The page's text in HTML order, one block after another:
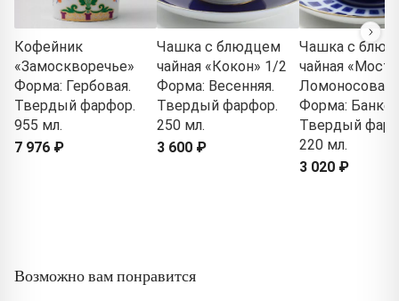
Кофейник
«Замоскворечье»
Форма: Гербовая.
Твердый фарфор.
955 мл.
7 976 ₽
Чашка с блюдцем
чайная «Кокон» 1/2
Форма: Весенняя.
Твердый фарфор.
250 мл.
3 600 ₽
Чашка с
чайная «Мост
Ломоносова»
Форма:
Твердый
220 мл.
3 020 ₽
Возможно вам понравится